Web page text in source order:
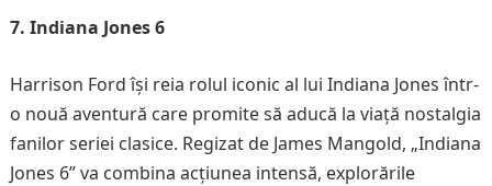
7. Indiana Jones 6
Harrison Ford își reia rolul iconic al lui Indiana Jones într-
o nouă aventură care promite să aducă la viață nostalgia
fanilor seriei clasice. Regizat de James Mangold, „Indiana
Jones 6” va combina acțiunea intensă, explorările